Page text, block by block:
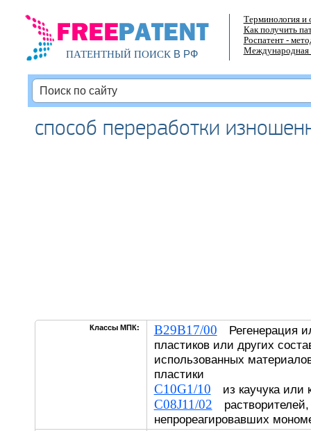
ПАТЕНТНЫЙ ПОИСКВ РФ
Терминология и
Как получить
Роспатент -
Международная
способ переработки
Классы МПК: B29B17/00 Регенерация
пластиков или других
использованных
пластики
C10G1/10 из каучука или
C08J11/02
непрореагировавших